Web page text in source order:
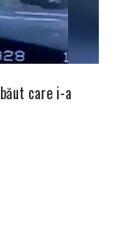
care i-a